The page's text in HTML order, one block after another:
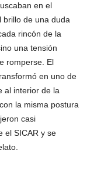
en el
brillo de una duda
rincón de la
una tensión
romperse. El
en uno de
al interior de la
la misma postura
casi
el SICAR y se